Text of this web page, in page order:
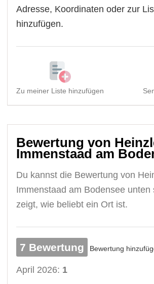
Adresse, Koordinaten oder zur
hinzufügen.
Zu meiner Liste hinzufügen
Bewertung von
Immenstaad am
Du kannst die Bewertung von
Immenstaad am Bodensee unten
zeigt, wie beliebt ein Ort ist.
7 Bewertung Bewertung
April 2026: 1